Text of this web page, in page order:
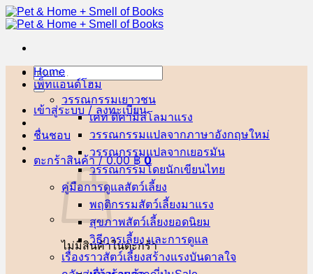
ข้าม
ไป
เนื้อหา
ค้นหา:
เข้าสู่ระบบ / ลงทะเบียน
ชื่นชอบ
ตะกร้าสินค้า /0.00฿ 0
ไม่มีสินค้าในตะกร้า
Home
เพ็ทแอนด์โฮม
วรรณกรรมเยาวชน
เคท ดิคามิลโล
วรรณกรรมแปลจากภาษาอังกฤษ
วรรณกรรมแปลจากเยอรมัน
วรรณกรรมโดยนักเขียนไทย
คู่มือการดูแลสัตว์เลี้ยง
พฤติกรรมสัตว์เลี้ยง
สุขภาพสัตว์เลี้ยง
วิธีการเลี้ยง และการดูแล
เรื่องราวสัตว์เลี้ยงสร้างแรงบันดาลใจ